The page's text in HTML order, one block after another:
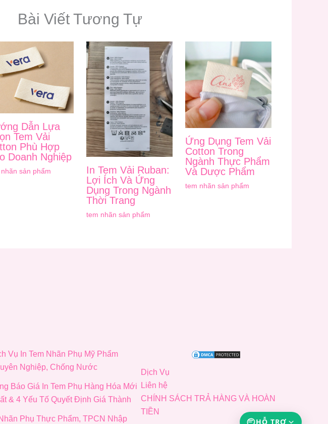
Bài Viết Tương Tự
Dẫn Lựa
Tem Vải
Phù Hợp
Doanh Nghiệp
sản phẩm
In Tem Vải Ruban:
Lợi Ích Và Ứng
Dụng Trong Ngành
Thời Trang
tem nhãn sản phẩm
Ứng Dụng Tem Vải
Cotton Trong
Ngành Thực Phẩm
Và Dược Phẩm
tem nhãn sản phẩm
Vụ In Tem Nhãn Phụ Mỹ Phẩm
Nghiệp, Chống Nước
Báo Giá In Tem Phụ Hàng Hóa Mới
& 4 Yếu Tố Quyết Định Giá Thành
Phụ Thực Phẩm, TPCN Nhập
Dịch Vụ
Liên hệ
CHÍNH SÁCH TRẢ HÀNG VÀ HOÀN
TIỀN
HỖ TRỢ